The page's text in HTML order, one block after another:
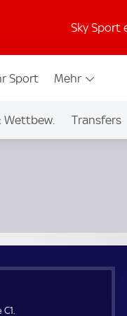
Sky Sport
Sport Mehr
Wettbew. Transfers